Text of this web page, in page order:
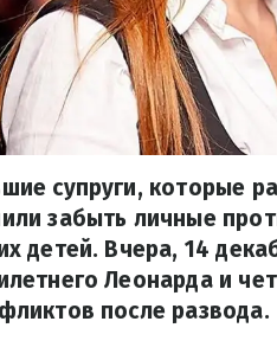
супруги, которые
забыть личные
детей. Вчера, 14
Леонарда и
после развода.